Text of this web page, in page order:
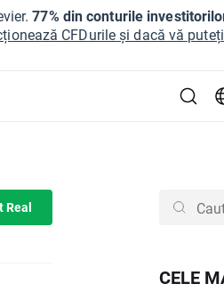
77% din conturile
CFDurile și dacă vă
Real
CELE